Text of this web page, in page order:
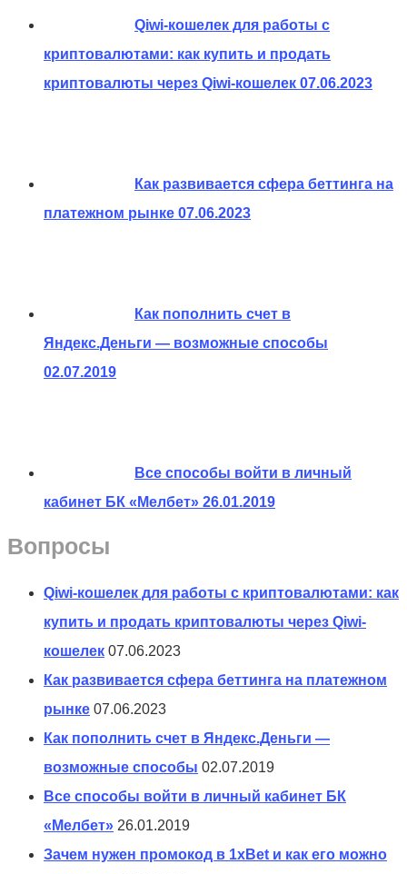
Qiwi-кошелек для работы с
криптовалютами: как купить и продать
криптовалюты через Qiwi-кошелек 07.06.2023
Как развивается сфера беттинга на
платежном рынке 07.06.2023
Как пополнить счет в
Яндекс.Деньги — возможные способы
02.07.2019
Все способы войти в личный
кабинет БК «Мелбет» 26.01.2019
Вопросы
Qiwi-кошелек для работы с криптовалютами: как
купить и продать криптовалюты через Qiwi-
кошелек 07.06.2023
Как развивается сфера беттинга на платежном
рынке 07.06.2023
Как пополнить счет в Яндекс.Деньги —
возможные способы 02.07.2019
Все способы войти в личный кабинет БК
«Мелбет» 26.01.2019
Зачем нужен промокод в 1xBet и как его можно